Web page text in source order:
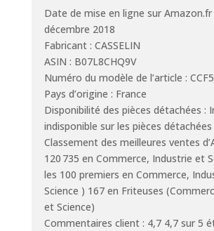
Date de mise en ligne sur Amazon.fr
décembre 2018
Fabricant : CASSELIN
ASIN : B07L8CHQ9V
Numéro du modèle de l’article : CCF5
Pays d’origine : France
Disponibilité des pièces détachées :
indisponible sur les pièces détachées
Classement des meilleures ventes
120 735 en Commerce, Industrie et
les 100 premiers en Commerce,
Science ) 167 en Friteuses
et Science)
Commentaires client : 4,7 4,7 sur 5